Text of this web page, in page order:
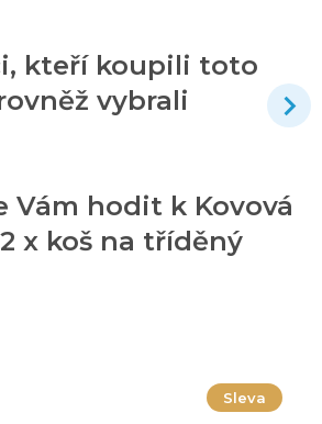
kteří koupili toto
vybrali
Vám hodit k Kovová
x koš na tříděný
Sleva